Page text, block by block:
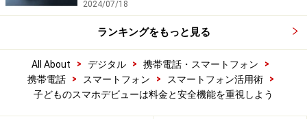
2024/07/18
ランキングをもっと見る
All About > デジタル > 携帯電話・スマートフォン
>
携帯電話
> スマートフォン > スマートフォン活用術
>
子どものスマホデビューは料金と安全機能を重視しよう